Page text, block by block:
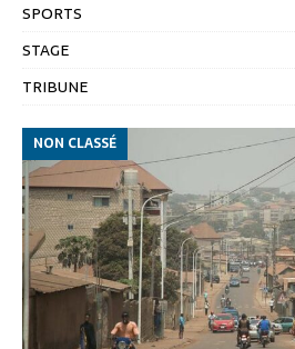
SPORTS
STAGE
TRIBUNE
NON CLASSÉ